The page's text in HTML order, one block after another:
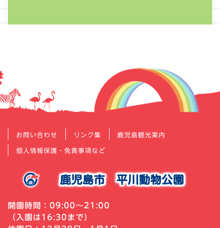
お問い合わせ リンク集 鹿児島観光案内
個人情報保護・免責事項など
鹿児島市平川動物公園
開園時間：09:00～21:00
（入園は16:30まで）